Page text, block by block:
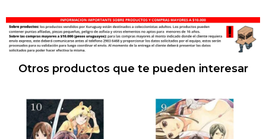
Otros productos que te pueden interesar